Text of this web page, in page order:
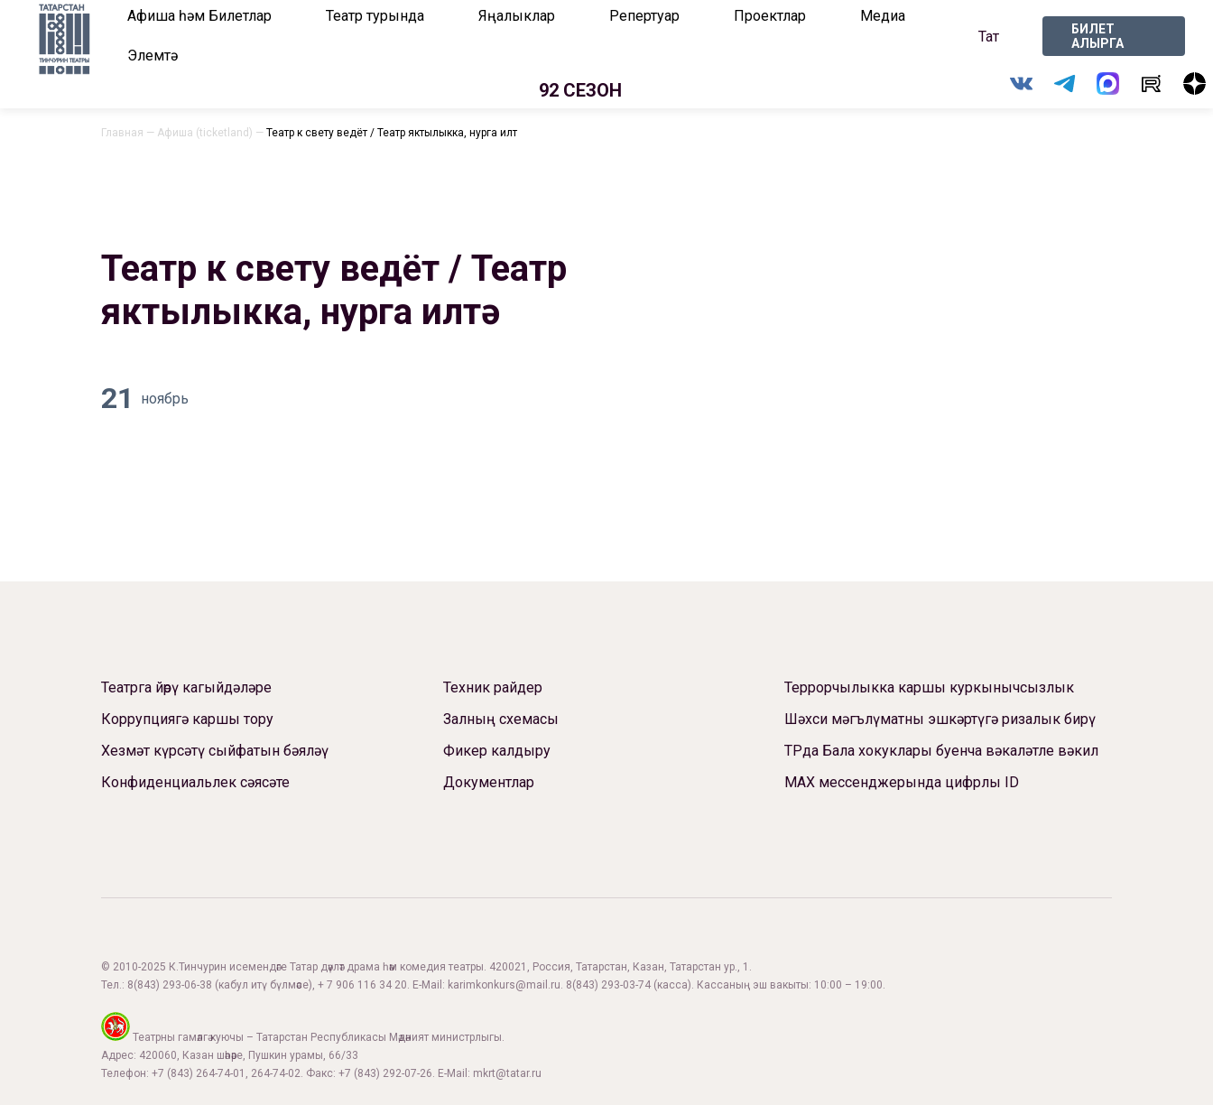
Афиша һәм Билетлар Театр турында Яңалыклар Репертуар Проектлар Медиа
Элемтә
Тат
БИЛЕТ
АЛЫРГА
92 СЕЗОН
Главная — Афиша (ticketland) — Театр к свету ведёт / Театр яктылыкка, нурга илтә
Театр к свету ведёт / Театр
яктылыкка, нурга илтә
21 ноябрь
Театрга йөрү кагыйдәләре
Коррупциягә каршы тору
Хезмәт күрсәтү сыйфатын бәяләү
Конфиденциальлек сәясәте
Техник райдер
Залның схемасы
Фикер калдыру
Документлар
Террорчылыкка каршы куркынычсызлык
Шәхси мәгълүматны эшкәртүгә ризалык бирү
ТРда Бала хокуклары буенча вәкаләтле вәкил
МАХ мессенджерында цифрлы ID
© 2010-2025 К.Тинчурин исемендәге Татар дәүләт драма һәм комедия театры. 420021, Россия, Татарстан, Казан, Татарстан ур., 1.
Тел.: 8(843) 293-06-38 (кабул итү бүлмәсе), + 7 906 116 34 20. E-Mail: karimkonkurs@mail.ru. 8(843) 293-03-74 (касса). Кассаның эш вакыты: 10:00 – 19:00.
Театрны гамәлгә куючы – Татарстан Республикасы Мәдәният министрлыгы.
Адрес: 420060, Казан шәһәре, Пушкин урамы, 66/33
Телефон: +7 (843) 264-74-01, 264-74-02. Факс: +7 (843) 292-07-26. E-Mail: mkrt@tatar.ru